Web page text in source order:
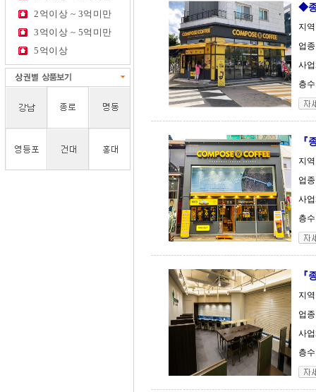
2억이상 ~ 3억미만
3억이상 ~ 5억미만
5억이상
◆종
지
업
사
층
『
지
업
사
층
『
지
업
사
층